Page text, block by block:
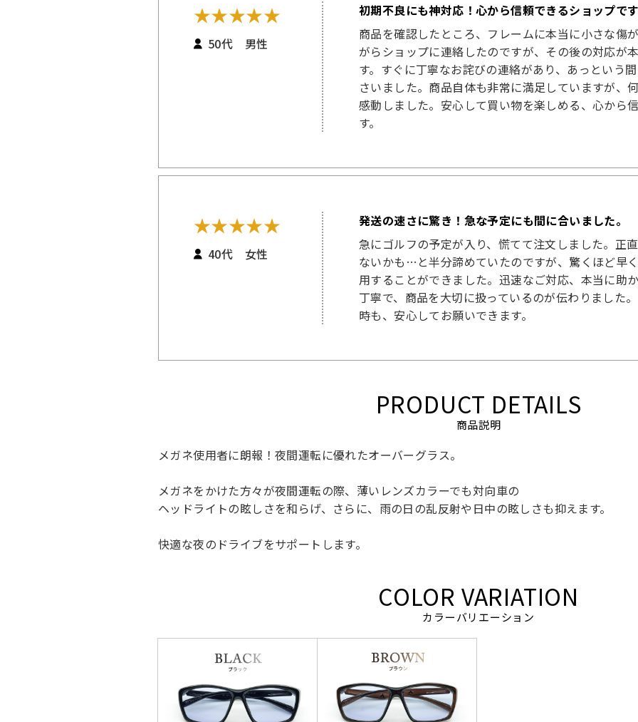
★★★★★
50代 男性
初期不良にも神対応！心から信頼できるショップで
商品を確認したところ、フレームに本当に小さな傷
がらショップに連絡したのですが、その後の対応が
す。すぐに丁寧なお詫びの連絡があり、あっという
さいました。商品自体も非常に満足していますが、
感動しました。安心して買い物を楽しめる、心から
す。
★★★★★
40代 女性
発送の速さに驚き！急な予定にも間に合いました。
急にゴルフの予定が入り、慌てて注文しました。正
ないかも…と半分諦めていたのですが、驚くほど早
用することができました。迅速なご対応、本当に助
丁寧で、商品を大切に扱っているのが伝わりました
時も、安心してお願いできます。
PRODUCT DETAILS
商品説明
メガネ使用者に朗報！夜間運転に優れたオーバーグラス。
メガネをかけた方々が夜間運転の際、薄いレンズカラーでも対向車の
ヘッドライトの眩しさを和らげ、さらに、雨の日の乱反射や日中の眩しさも抑えます。
快適な夜のドライブをサポートします。
COLOR VARIATION
カラーバリエーション